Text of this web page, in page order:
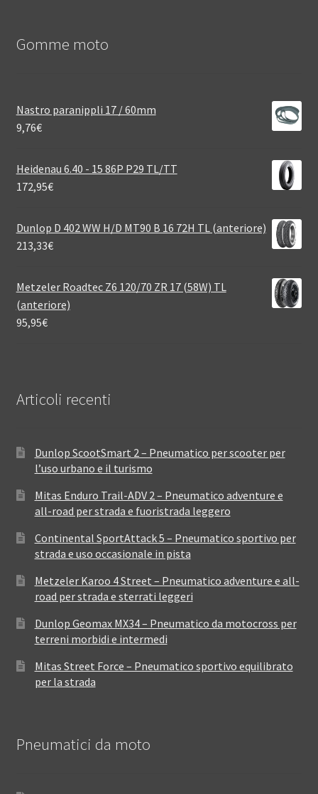
Gomme moto
Nastro paranippli 17 / 60mm
9,76€
Heidenau 6.40 - 15 86P P29 TL/TT
172,95€
Dunlop D 402 WW H/D MT90 B 16 72H TL (anteriore)
213,33€
Metzeler Roadtec Z6 120/70 ZR 17 (58W) TL
(anteriore)
95,95€
Articoli recenti
Dunlop ScootSmart 2 – Pneumatico per scooter per
l’uso urbano e il turismo
Mitas Enduro Trail-ADV 2 – Pneumatico adventure e
all-road per strada e fuoristrada leggero
Continental SportAttack 5 – Pneumatico sportivo per
strada e uso occasionale in pista
Metzeler Karoo 4 Street – Pneumatico adventure e all-
road per strada e sterrati leggeri
Dunlop Geomax MX34 – Pneumatico da motocross per
terreni morbidi e intermedi
Mitas Street Force – Pneumatico sportivo equilibrato
per la strada
Pneumatici da moto